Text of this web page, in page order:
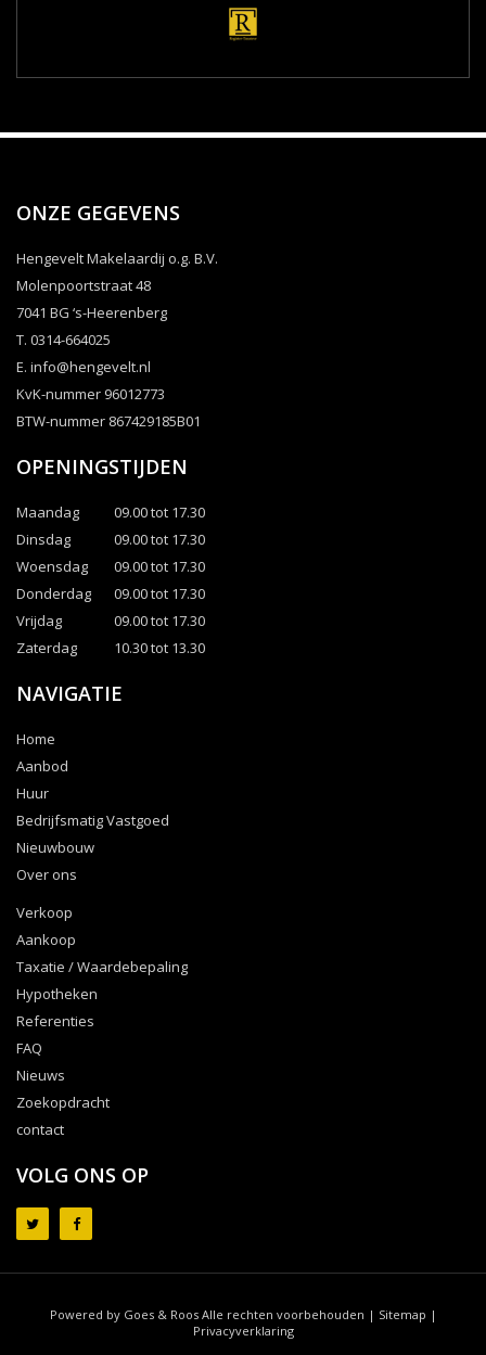
ONZE GEGEVENS
Hengevelt Makelaardij o.g. B.V.
Molenpoortstraat 48
7041 BG ‘s-Heerenberg
T. 0314-664025
E. info@hengevelt.nl
KvK-nummer 96012773
BTW-nummer 867429185B01
OPENINGSTIJDEN
Maandag
09.00 tot 17.30
Dinsdag
09.00 tot 17.30
Woensdag
09.00 tot 17.30
Donderdag
09.00 tot 17.30
Vrijdag
09.00 tot 17.30
Zaterdag
10.30 tot 13.30
NAVIGATIE
Home
Aanbod
Huur
Bedrijfsmatig Vastgoed
Nieuwbouw
Over ons
Verkoop
Aankoop
Taxatie / Waardebepaling
Hypotheken
Referenties
FAQ
Nieuws
Zoekopdracht
contact
VOLG ONS OP
Powered by Goes & Roos Alle rechten voorbehouden | Sitemap |
Privacyverklaring